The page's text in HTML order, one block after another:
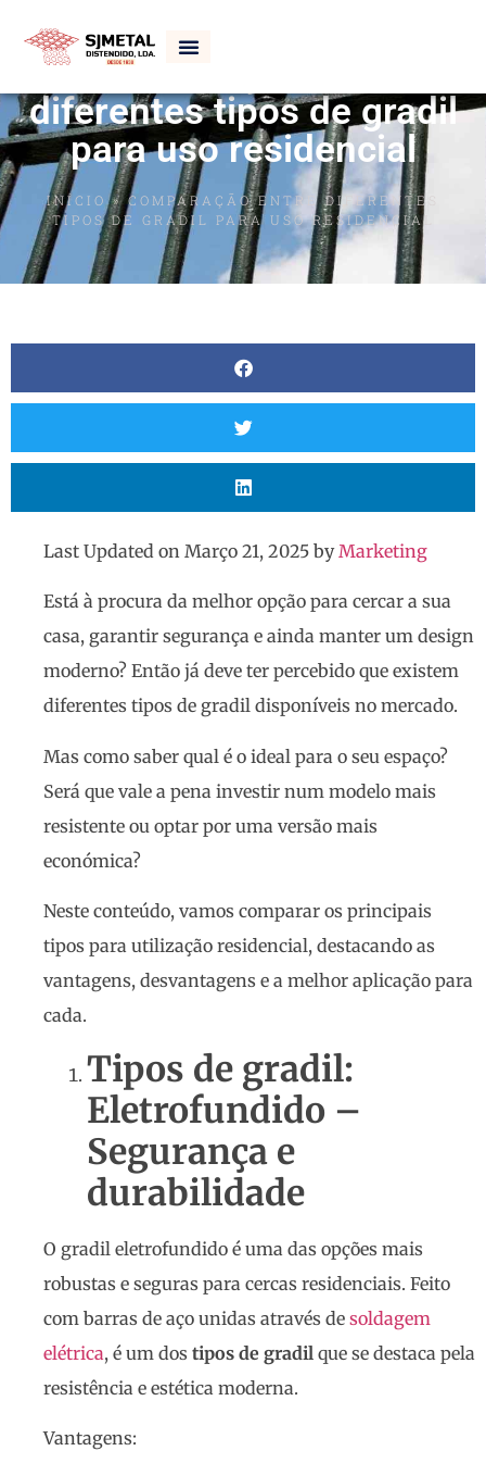
Comparação entre
diferentes tipos de gradil
para uso residencial
INÍCIO »COMPARAÇÃO ENTRE DIFERENTES
TIPOS DE GRADIL PARA USO RESIDENCIAL
Last Updated on Março 21, 2025 byMarketing
Está à procura da melhor opção para cercar a sua
casa, garantir segurança e ainda manter um design
moderno? Então já deve ter percebido que existem
diferentes tipos de gradil disponíveis no mercado.
Mas como saber qual é o ideal para o seu espaço?
Será que vale a pena investir num modelo mais
resistente ou optar por uma versão mais
económica?
Neste conteúdo, vamos comparar os principais
tipos para utilização residencial, destacando as
vantagens, desvantagens e a melhor aplicação para
cada.
Tipos de gradil:
Eletrofundido –
Segurança e
durabilidade
O gradil eletrofundido é uma das opções mais
robustas e seguras para cercas residenciais. Feito
com barras de aço unidas através de soldagem
elétrica, é um dos tipos de gradil que se destaca pela
resistência e estética moderna.
Vantagens: